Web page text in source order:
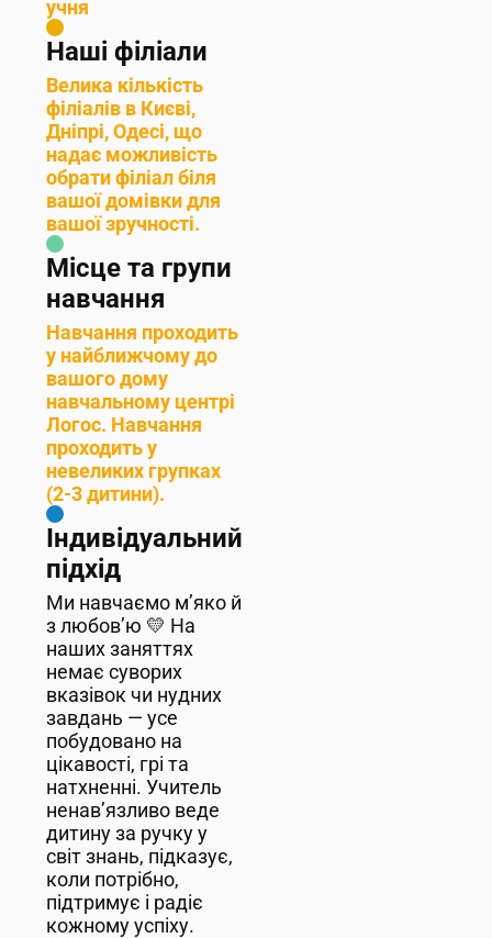
учня
Наші філіали
Велика кількість
філіалів в Києві,
Дніпрі, Одесі, що
надає можливість
обрати філіал біля
вашої домівки для
вашої зручності.
Місце та групи
навчання
Навчання проходить
у найближчому до
вашого дому
навчальному центрі
Логос. Навчання
проходить у
невеликих групках
(2-3 дитини).
Індивідуальний
підхід
Ми навчаємо м’яко й
з любов’ю 💛 На
наших заняттях
немає суворих
вказівок чи нудних
завдань — усе
побудовано на
цікавості, грі та
натхненні. Учитель
ненав’язливо веде
дитину за ручку у
світ знань, підказує,
коли потрібно,
підтримує і радіє
кожному успіху.